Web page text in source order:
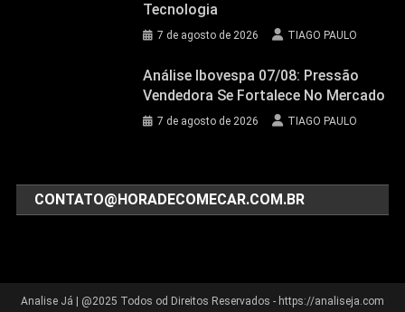
Tecnologia
7 de agosto de 2026 TIAGO PAULO
Análise Ibovespa 07/08: Pressão
Vendedora Se Fortalece No Mercado
7 de agosto de 2026 TIAGO PAULO
CONTATO@HORADECOMECAR.COM.BR
Analise Já @2025 Todos od Direitos Reservados - https://analiseja.com